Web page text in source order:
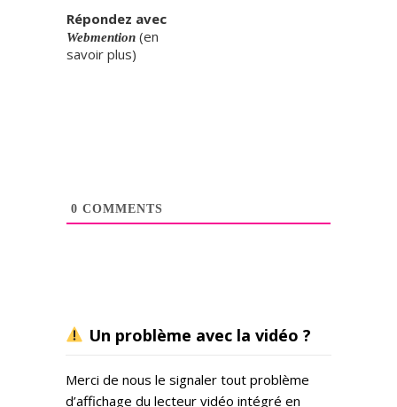
Répondez avec
Webmention (en
savoir plus)
0 COMMENTS
Un problème avec la vidéo ?
Merci de nous le signaler tout problème
d’affichage du lecteur vidéo intégré en